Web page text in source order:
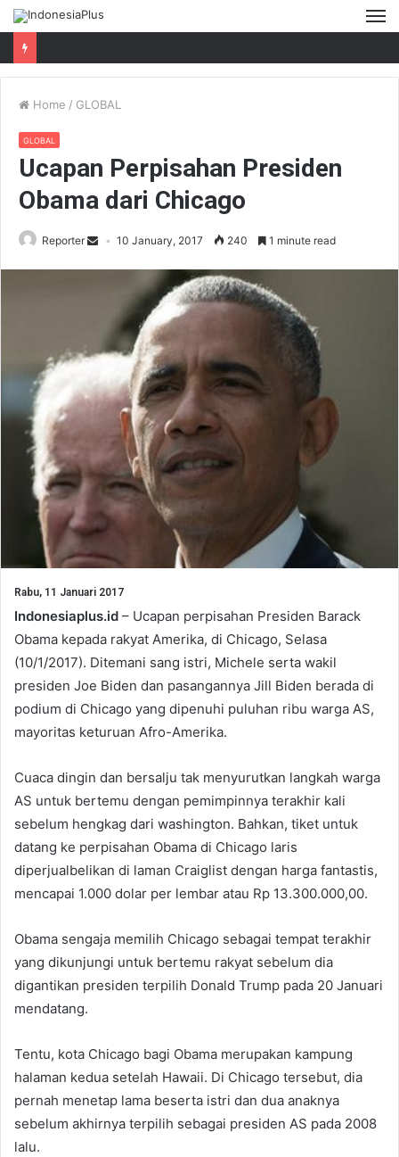
Home / GLOBAL
GLOBAL
Ucapan Perpisahan Presiden
Obama dari Chicago
Reporter 10 January, 2017 240 1 minute read
Rabu, 11 Januari 2017
Indonesiaplus.id – Ucapan perpisahan Presiden Barack
Obama kepada rakyat Amerika, di Chicago, Selasa
(10/1/2017). Ditemani sang istri, Michele serta wakil
presiden Joe Biden dan pasangannya Jill Biden berada di
podium di Chicago yang dipenuhi puluhan ribu warga AS,
mayoritas keturuan Afro-Amerika.
Cuaca dingin dan bersalju tak menyurutkan langkah warga
AS untuk bertemu dengan pemimpinnya terakhir kali
sebelum hengkag dari washington. Bahkan, tiket untuk
datang ke perpisahan Obama di Chicago laris
diperjualbelikan di laman Craiglist dengan harga fantastis,
mencapai 1.000 dolar per lembar atau Rp 13.300.000,00.
Obama sengaja memilih Chicago sebagai tempat terakhir
yang dikunjungi untuk bertemu rakyat sebelum dia
digantikan presiden terpilih Donald Trump pada 20 Januari
mendatang.
Tentu, kota Chicago bagi Obama merupakan kampung
halaman kedua setelah Hawaii. Di Chicago tersebut, dia
pernah menetap lama beserta istri dan dua anaknya
sebelum akhirnya terpilih sebagai presiden AS pada 2008
lalu.